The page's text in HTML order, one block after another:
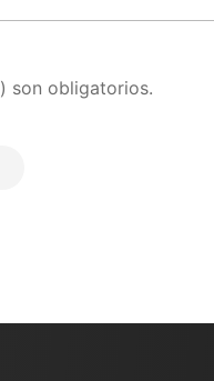
) son obligatorios.